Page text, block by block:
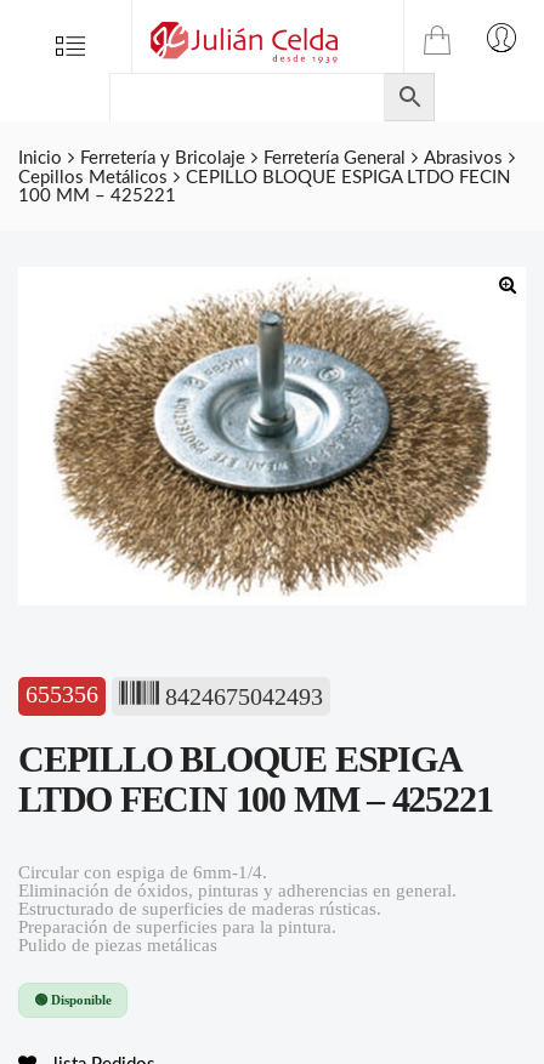
Menu
TIENDA
ONLINE
DE
JULIAN
CELDA
Inicio Ferretería y Bricolaje Ferretería General
Abrasivos
Cepillos Metálicos
CEPILLO BLOQUE ESPIGA LTDO FECIN
100 MM – 425221
655356 8424675042493
CEPILLO BLOQUE ESPIGA
LTDO FECIN 100 MM – 425221
Circular con espiga de 6mm-1/4.
Eliminación de óxidos, pinturas y adherencias en general.
Estructurado de superficies de maderas rústicas.
Preparación de superficies para la pintura.
Pulido de piezas metálicas
🟢 Disponible
Folletos
Contacto